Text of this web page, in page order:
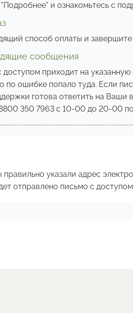
и ознакомьтесь с
способ оплаты и
сообщения
приходит на
по ошибке попало туда. Если
готова ответить на Ваши
8800 350 7963 с 10-00 до 20-00
правильно указали адрес
отправлено письмо с